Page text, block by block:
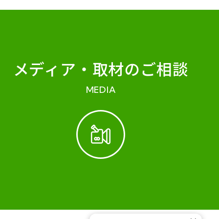
メディア・ 取材のご相談
MEDIA